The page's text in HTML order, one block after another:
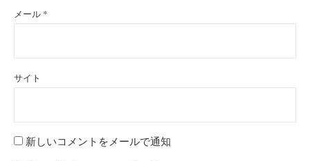
メール *
サイト
新しいコメントをメールで通知